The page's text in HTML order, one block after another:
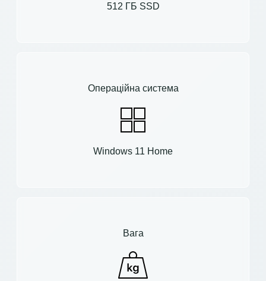
512 ГБ SSD
Операційна система
Windows 11 Home
Вага